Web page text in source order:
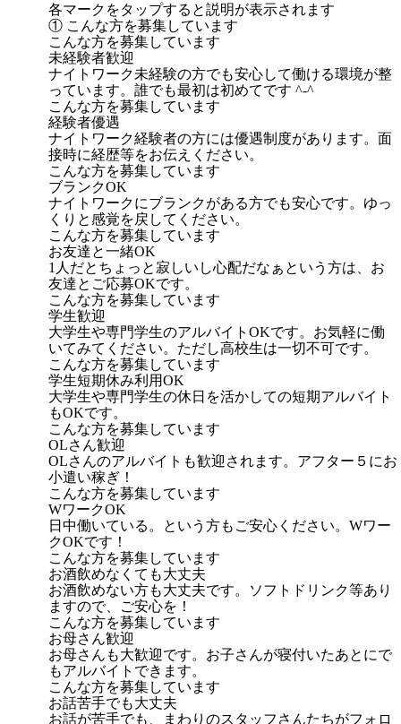
各マークをタップすると説明が表示されます
① こんな方を募集しています
こんな方を募集しています
未経験者歓迎
ナイトワーク未経験の方でも安心して働ける環境が整
っています。誰でも最初は初めてです ^-^
こんな方を募集しています
経験者優遇
ナイトワーク経験者の方には優遇制度があります。面
接時に経歴等をお伝えください。
こんな方を募集しています
ブランクOK
ナイトワークにブランクがある方でも安心です。ゆっ
くりと感覚を戻してください。
こんな方を募集しています
お友達と一緒OK
1人だとちょっと寂しいし心配だなぁという方は、お
友達とご応募OKです。
こんな方を募集しています
学生歓迎
大学生や専門学生のアルバイトOKです。お気軽に働
いてみてください。ただし高校生は一切不可です。
こんな方を募集しています
学生短期休み利用OK
大学生や専門学生の休日を活かしての短期アルバイト
もOKです。
こんな方を募集しています
OLさん歓迎
OLさんのアルバイトも歓迎されます。アフター５にお
小遣い稼ぎ！
こんな方を募集しています
WワークOK
日中働いている。という方もご安心ください。Wワー
クOKです！
こんな方を募集しています
お酒飲めなくても大丈夫
お酒飲めない方も大丈夫です。ソフトドリンク等あり
ますので、ご安心を！
こんな方を募集しています
お母さん歓迎
お母さんも大歓迎です。お子さんが寝付いたあとにで
もアルバイトできます。
こんな方を募集しています
お話苦手でも大丈夫
お話が苦手でも、まわりのスタッフさんたちがフォロ